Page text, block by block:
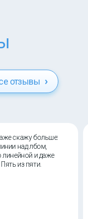
отзывы
скажу больше:
над лбом,
линейной и даже
из пяти.